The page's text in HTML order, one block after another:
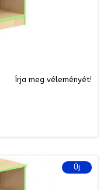
Írja meg véleményét!
Új